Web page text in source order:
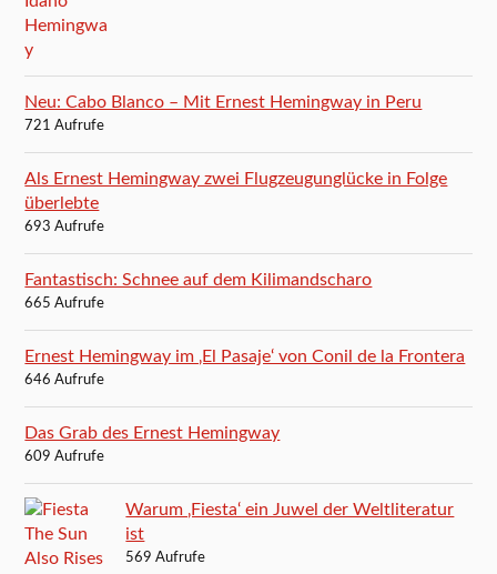
Neu: Cabo Blanco – Mit Ernest Hemingway in Peru
721 Aufrufe
Als Ernest Hemingway zwei Flugzeugunglücke in Folge
überlebte
693 Aufrufe
Fantastisch: Schnee auf dem Kilimandscharo
665 Aufrufe
Ernest Hemingway im ‚El Pasaje‘ von Conil de la Frontera
646 Aufrufe
Das Grab des Ernest Hemingway
609 Aufrufe
Warum ‚Fiesta‘ ein Juwel der Weltliteratur
ist
569 Aufrufe